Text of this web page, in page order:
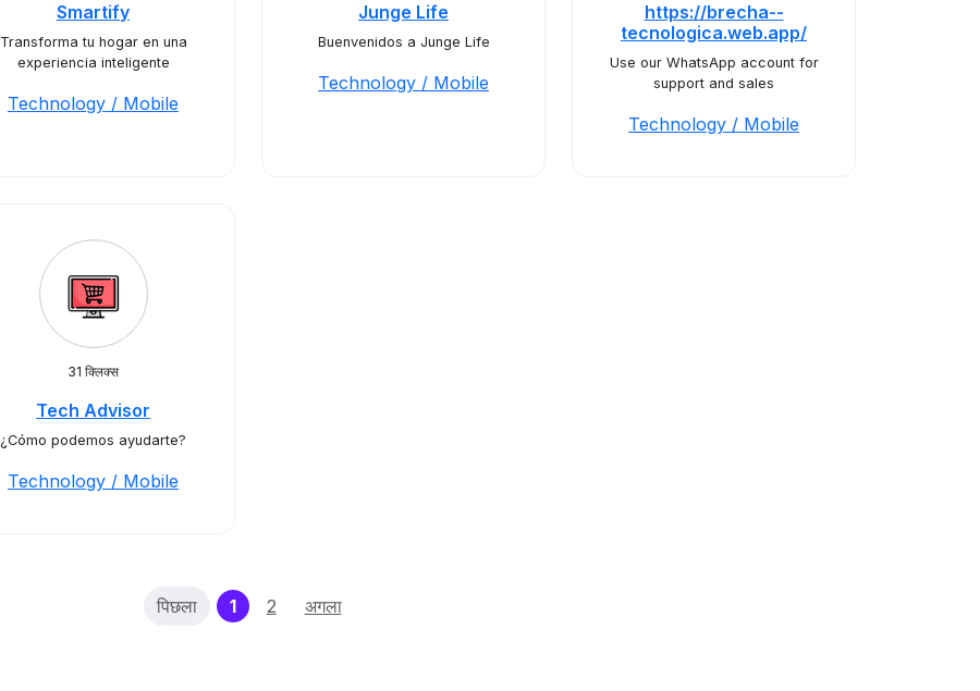
Smartify
Transforma tu hogar en una
experiencia inteligente
Technology / Mobile
Junge Life
Buenvenidos a Junge Life
Technology / Mobile
https://brecha--
tecnologica.web.app/
Use our WhatsApp account for
support and sales
Technology / Mobile
31 क्लिक्स
Tech Advisor
¿Cómo podemos ayudarte?
Technology / Mobile
पिछला 1(current)
2 अगला